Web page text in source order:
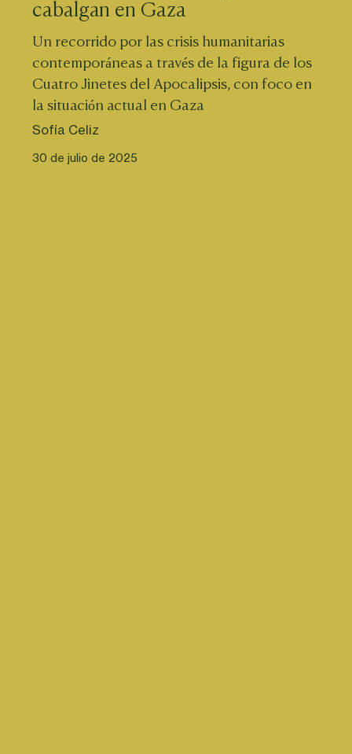
cabalgan en Gaza
Un recorrido por las crisis humanitarias
contemporáneas a través de la figura de los
Cuatro Jinetes del Apocalipsis, con foco en
la situación actual en Gaza
Sofía Celiz
30 de julio de 2025